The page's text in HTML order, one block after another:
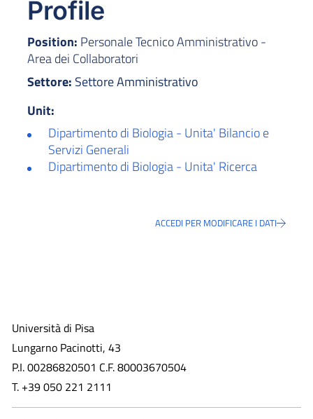
Profile
Position: Personale Tecnico Amministrativo -
Area dei Collaboratori
Settore: Settore Amministrativo
Unit:
Dipartimento di Biologia - Unita' Bilancio e
Servizi Generali
Dipartimento di Biologia - Unita' Ricerca
ACCEDI PER MODIFICARE I DATI
Università di Pisa
Lungarno Pacinotti, 43
P.I. 00286820501 C.F. 80003670504
T. +39 050 221 2111